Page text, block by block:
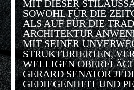
MIT DIESER
SOWOHL FÜR DIE
ALS AUF FÜR DIE
ARCHITEKTUR
MIT SEINER
STRUKTURIERTEN,
WELLIGEN
GERARD SENATOR
GEDIEGENHEIT UND